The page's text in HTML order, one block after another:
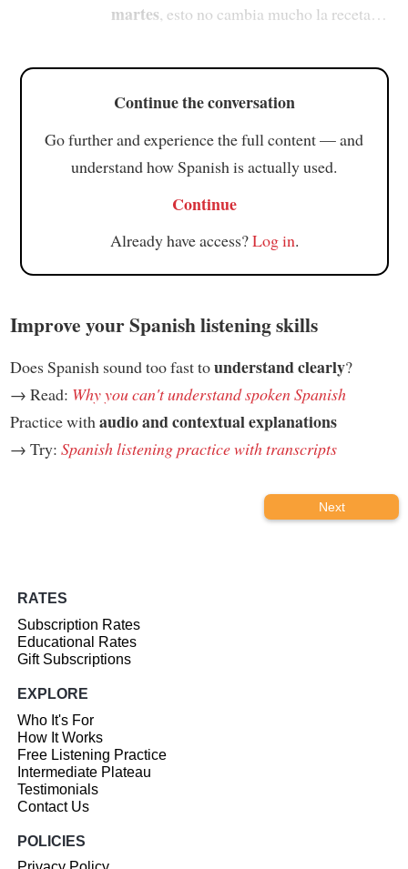
martes, esto no cambia mucho la receta…
Continue the conversation
Go further and experience the full content — and
understand how Spanish is actually used.
Continue
Already have access?Log in.
Improve your Spanish listening skills
Does Spanish sound too fast tounderstand clearly?
→ Read: Why you can't understand spoken Spanish
Practice with audio and contextual explanations
→ Try: Spanish listening practice with transcripts
Next
RATES
Subscription Rates
Educational Rates
Gift Subscriptions
EXPLORE
Who It's For
How It Works
Free Listening Practice
Intermediate Plateau
Testimonials
Contact Us
POLICIES